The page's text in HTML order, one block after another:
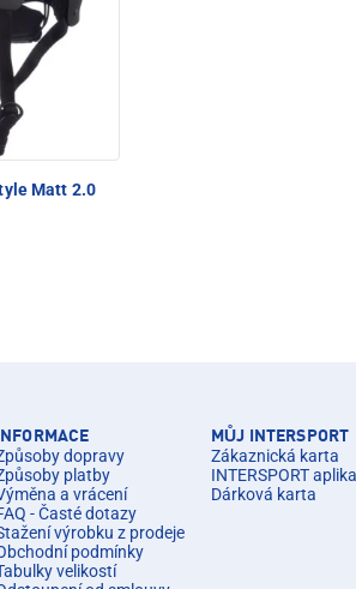
Matt 2.0
INFORMACE
dopravy
platby
a vrácení
- Časté dotazy
výrobku z prodeje
podmínky
velikostí
MŮJ INTERSPORT
Zákaznická karta
INTERSPORT
Dárková karta